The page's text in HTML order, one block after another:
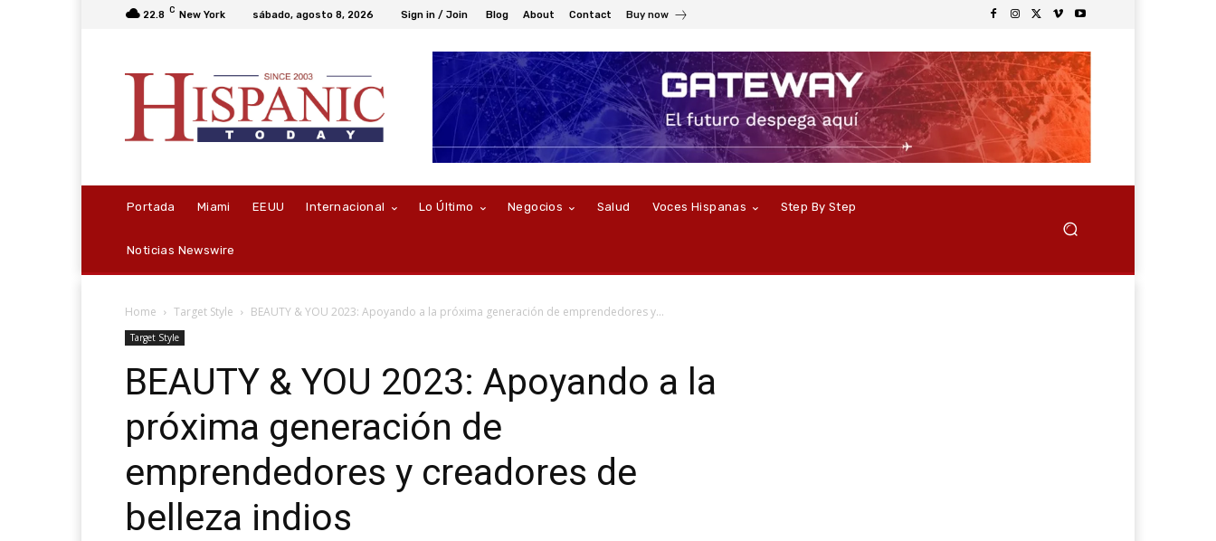
22.8 C New York sábado, agosto 8, 2026 Sign in / Join Blog About Contact Buy now
Portada Miami EEUU Internacional Lo Último Negocios Salud Voces Hispanas Step By Step
Noticias Newswire
Home Target Style BEAUTY & YOU 2023: Apoyando a la próxima generación de emprendedores y...
Target Style
BEAUTY & YOU 2023: Apoyando a la
próxima generación de
emprendedores y creadores de
belleza indios